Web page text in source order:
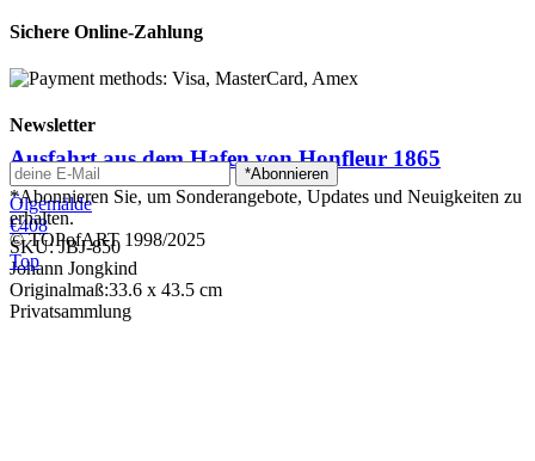
Ausfahrt aus dem Hafen von Honfleur 1865
Ölgemälde
€408
SKU: JBJ-850
Johann Jongkind
Originalmaß:33.6 x 43.5 cm
Privatsammlung
Sichere Online-Zahlung
Newsletter
*Abonnieren
*Abonnieren Sie, um Sonderangebote, Updates und Neuigkeiten zu
erhalten.
© TOPofART 1998/2025
Top